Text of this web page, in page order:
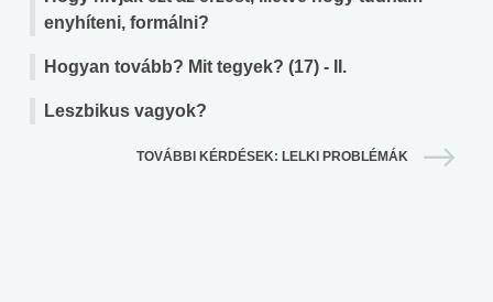
enyhíteni, formálni?
Hogyan tovább? Mit tegyek? (17) - II.
Leszbikus vagyok?
TOVÁBBI KÉRDÉSEK: LELKI PROBLÉMÁK